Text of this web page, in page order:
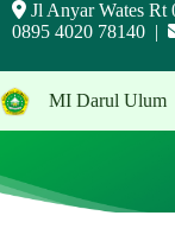
Jl Anyar Wates
0895 4020 78140 |
MI Darul Ulum